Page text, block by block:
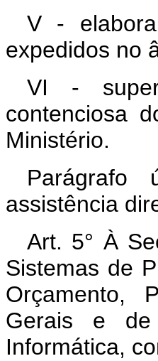
V -
expedidos no
VI -
contenciosa
Ministério.
Parágrafo
assistência
Art. 5° À
Sistemas de
Orçamento,
Gerais e de
Informática,